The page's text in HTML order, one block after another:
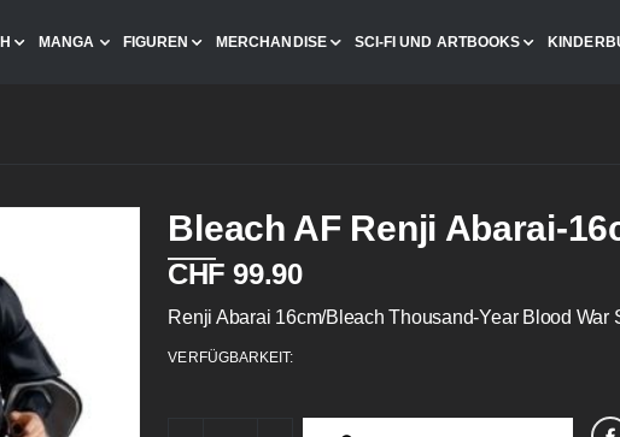
MANGA FIGUREN MERCHANDISE SCI-FI UND ARTBOOKS
Bleach AF Renji Abarai-
CHF 99.90
Renji Abarai 16cm/Bleach Thousand-Year Blood War
VERFÜGBARKEIT: